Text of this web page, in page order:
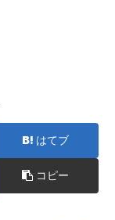
はてブ
コピー